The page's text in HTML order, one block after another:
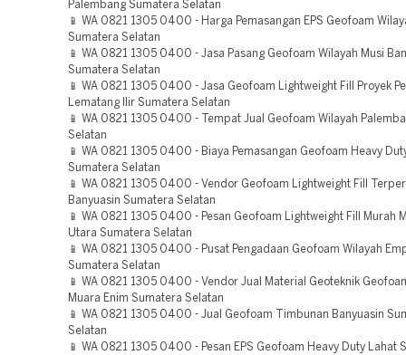
Palembang Sumatera Selatan
📱 WA 0821 1305 0400 - Harga Pemasangan EPS Geofoam
Sumatera Selatan
📱 WA 0821 1305 0400 - Jasa Pasang Geofoam Wilayah Musi
Sumatera Selatan
📱 WA 0821 1305 0400 - Jasa Geofoam Lightweight Fill Proyek
Lematang Ilir Sumatera Selatan
📱 WA 0821 1305 0400 - Tempat Jual Geofoam Wilayah
Selatan
📱 WA 0821 1305 0400 - Biaya Pemasangan Geofoam Heavy
Sumatera Selatan
📱 WA 0821 1305 0400 - Vendor Geofoam Lightweight Fill
Banyuasin Sumatera Selatan
📱 WA 0821 1305 0400 - Pesan Geofoam Lightweight Fill Murah
Utara Sumatera Selatan
📱 WA 0821 1305 0400 - Pusat Pengadaan Geofoam Wilayah
Sumatera Selatan
📱 WA 0821 1305 0400 - Vendor Jual Material Geoteknik
Muara Enim Sumatera Selatan
📱 WA 0821 1305 0400 - Jual Geofoam Timbunan Banyuasin
Selatan
📱 WA 0821 1305 0400 - Pesan EPS Geofoam Heavy Duty Lahat